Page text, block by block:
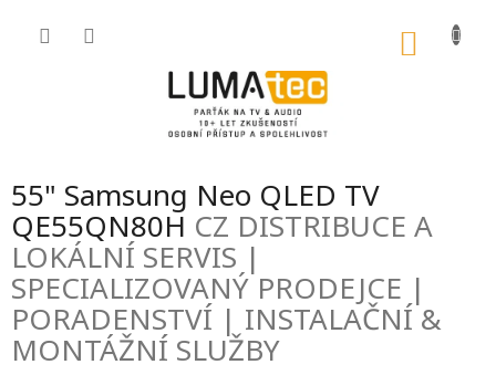
55" Samsung Neo QLED TV
QE55QN80H CZ DISTRIBUCE A
LOKÁLNÍ SERVIS |
SPECIALIZOVANÝ PRODEJCE |
PORADENSTVÍ | INSTALAČNÍ &
MONTÁŽNÍ SLUŽBY